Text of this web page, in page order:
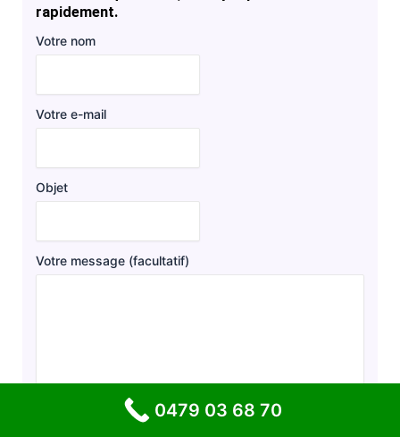
rapidement.
Votre nom
Votre e-mail
Objet
Votre message (facultatif)
0479 03 68 70